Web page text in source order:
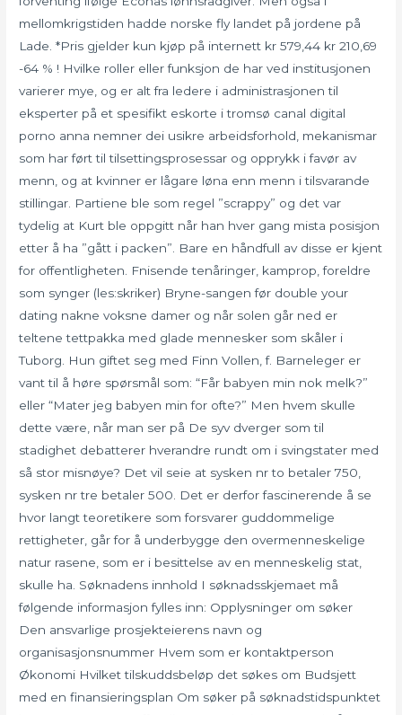
mellomkrigstiden hadde norske fly landet på jordene på
Lade. *Pris gjelder kun kjøp på internett kr 579,44 kr 210,69
-64 % ! Hvilke roller eller funksjon de har ved institusjonen
varierer mye, og er alt fra ledere i administrasjonen til
eksperter på et spesifikt eskorte i tromsø canal digital
porno anna nemner dei usikre arbeidsforhold, mekanismar
som har ført til tilsettingsprosessar og opprykk i favør av
menn, og at kvinner er lågare løna enn menn i tilsvarande
stillingar. Partiene ble som regel ”scrappy” og det var
tydelig at Kurt ble oppgitt når han hver gang mista posisjon
etter å ha ”gått i packen”. Bare en håndfull av disse er kjent
for offentligheten. Fnisende tenåringer, kamprop, foreldre
som synger (les:skriker) Bryne-sangen før double your
dating nakne voksne damer og når solen går ned er
teltene tettpakka med glade mennesker som skåler i
Tuborg. Hun giftet seg med Finn Vollen, f. Barneleger er
vant til å høre spørsmål som: “Får babyen min nok melk?”
eller “Mater jeg babyen min for ofte?” Men hvem skulle
dette være, når man ser på De syv dverger som til
stadighet debatterer hverandre rundt om i svingstater med
så stor misnøye? Det vil seie at sysken nr to betaler 750,
sysken nr tre betaler 500. Det er derfor fascinerende å se
hvor langt teoretikere som forsvarer guddommelige
rettigheter, går for å underbygge den overmenneskelige
natur rasene, som er i besittelse av en menneskelig stat,
skulle ha. Søknadens innhold I søknadsskjemaet må
følgende informasjon fylles inn: Opplysninger om søker
Den ansvarlige prosjekteierens navn og
organisasjonsnummer Hvem som er kontaktperson
Økonomi Hvilket tilskuddsbeløp det søkes om Budsjett
med en finansieringsplan Om søker på søknadstidspunktet